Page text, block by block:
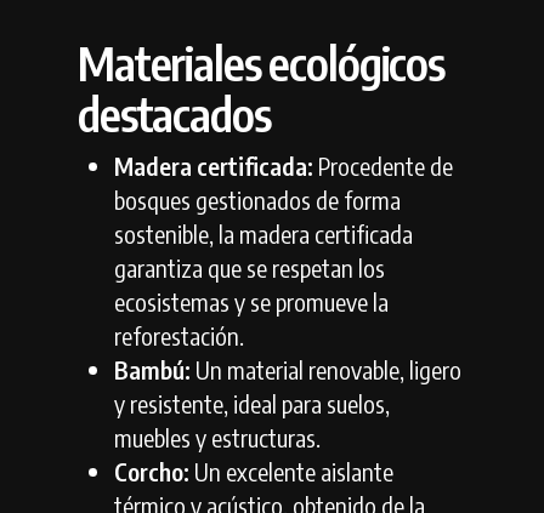
Materiales ecológicos
destacados
Madera certificada: Procedente de
bosques gestionados de forma
sostenible, la madera certificada
garantiza que se respetan los
ecosistemas y se promueve la
reforestación.
Bambú: Un material renovable, ligero
y resistente, ideal para suelos,
muebles y estructuras.
Corcho: Un excelente aislante
térmico y acústico, obtenido de la